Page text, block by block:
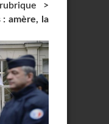
>
: amère, la